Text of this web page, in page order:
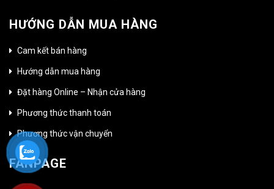
HƯỚNG DẪN MUA HÀNG
Cam kết bán hàng
Hướng dẫn mua hàng
Đặt hàng Online – Nhận cửa hàng
Phương thức thanh toán
Phương thức vận chuyển
FANPAGE